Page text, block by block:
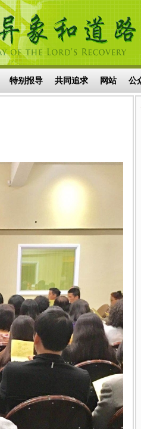
特别报导 共同追求 网站 公